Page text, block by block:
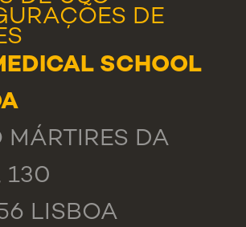
DE
SCHOOL
MÁRTIRES DA
130
LISBOA